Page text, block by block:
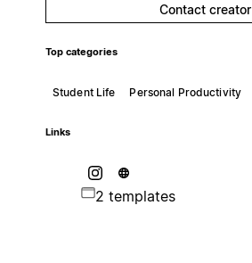
Contact creator
Top categories
Student Life Personal Productivity
Links
2 templates